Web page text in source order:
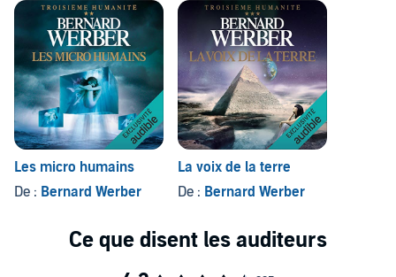
Les micro humains
De : Bernard Werber
La voix de la terre
De : Bernard Werber